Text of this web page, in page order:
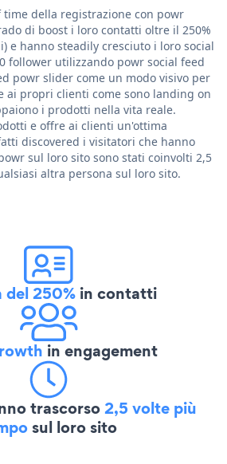
time della registrazione con powr
di boost i loro contatti oltre il 250%
e hanno steadily cresciuto i loro social
follower utilizzando powr social feed
powr slider come un modo visivo per
ai propri clienti come sono landing on
i prodotti nella vita reale.
e offre ai clienti un'ottima
discovered i visitatori che hanno
sul loro sito sono stati coinvolti 2,5
altra persona sul loro sito.
del 250% in contatti
in engagement
trascorso2,5 volte più
sul loro sito